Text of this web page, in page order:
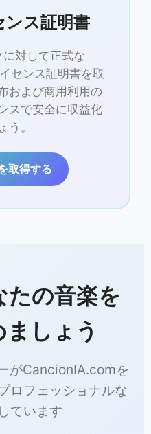
ンス証明書
対して正式な
センス証明書を取
および商用利用の
スで安全に収益化
う。
取得する
たの音楽を
しょう
がCancionIA.comを
ロフェッショナルな
ています